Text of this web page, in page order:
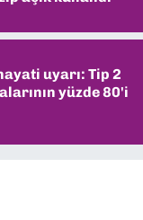
uyarı: Tip 2
yüzde 80'i